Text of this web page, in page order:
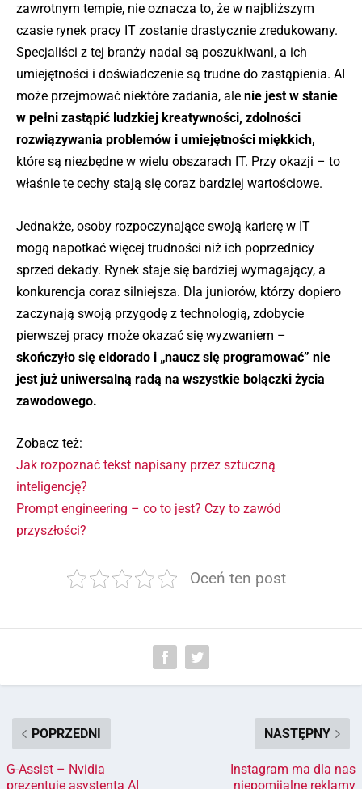
zawrotnym tempie, nie oznacza to, że w najbliższym
czasie rynek pracy IT zostanie drastycznie zredukowany.
Specjaliści z tej branży nadal są poszukiwani, a ich
umiejętności i doświadczenie są trudne do zastąpienia. AI
może przejmować niektóre zadania, ale nie jest w stanie
w pełni zastąpić ludzkiej kreatywności, zdolności
rozwiązywania problemów i umiejętności miękkich,
które są niezbędne w wielu obszarach IT. Przy okazji – to
właśnie te cechy stają się coraz bardziej wartościowe.
Jednakże, osoby rozpoczynające swoją karierę w IT
mogą napotkać więcej trudności niż ich poprzednicy
sprzed dekady. Rynek staje się bardziej wymagający, a
konkurencja coraz silniejsza. Dla juniorów, którzy dopiero
zaczynają swoją przygodę z technologią, zdobycie
pierwszej pracy może okazać się wyzwaniem –
skończyło się eldorado i „naucz się programować” nie
jest już uniwersalną radą na wszystkie bolączki życia
zawodowego.
Zobacz też:
Jak rozpoznać tekst napisany przez sztuczną
inteligencję?
Prompt engineering – co to jest? Czy to zawód
przyszłości?
Oceń ten post
POPRZEDNI
G-Assist – Nvidia
prezentuje asystenta AI
NASTĘPNY
Instagram ma dla nas
niepomijalne reklamy